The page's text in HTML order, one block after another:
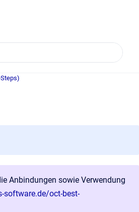
Anbindungen sowie Verwendung
software.de/oct-best-